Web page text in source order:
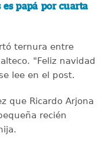
es papá por cuarta
ternura entre
"Feliz navidad
lee en el post.
que Ricardo Arjona
recién